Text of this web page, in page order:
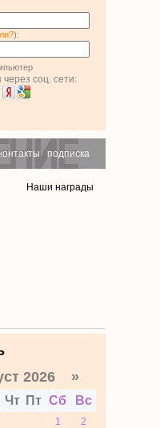
):
соц. сети:
| подписка
Наши награды
2026 »
Чт Пт Сб Вс
1
2